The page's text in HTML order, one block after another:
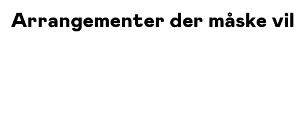
Arrangementer der måske